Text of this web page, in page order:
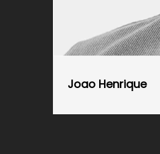
Joao Henrique